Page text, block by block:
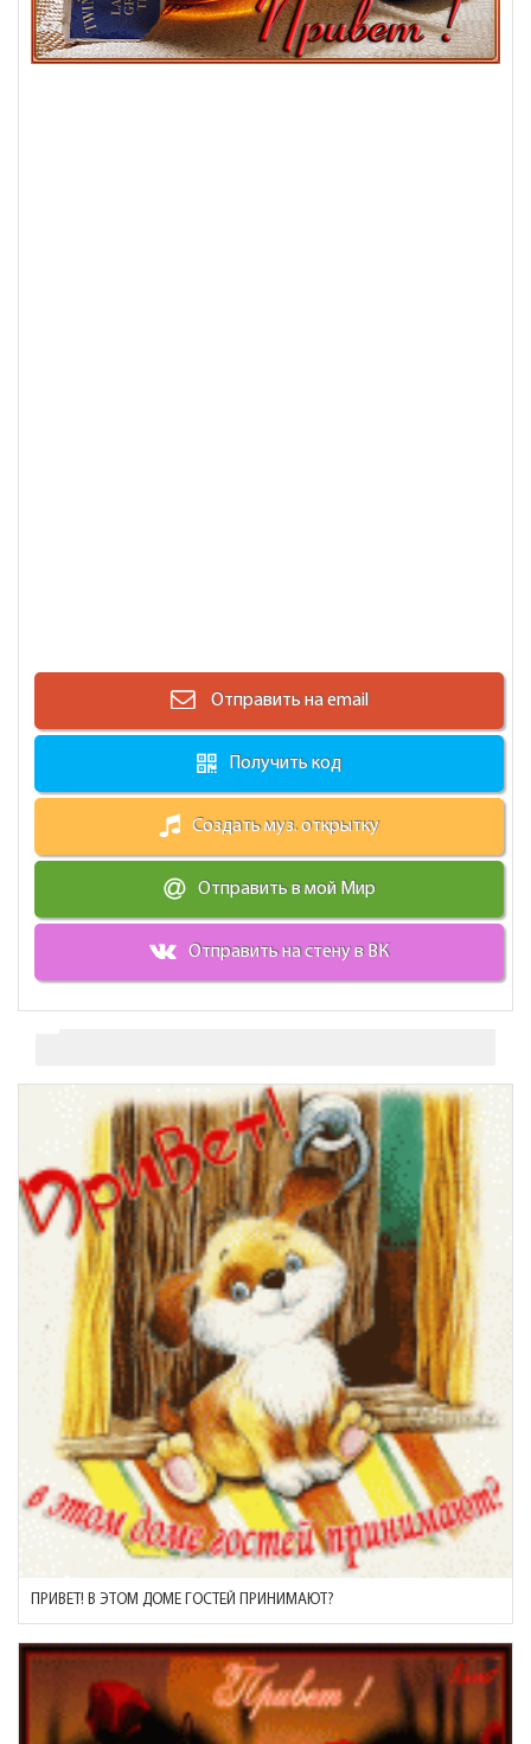
Отправить на email
Получить код
Создать муз. открытку
Отправить в мой Мир
Отправить на стену в ВК
ПРИВЕТ! В ЭТОМ ДОМЕ ГОСТЕЙ ПРИНИМАЮТ?